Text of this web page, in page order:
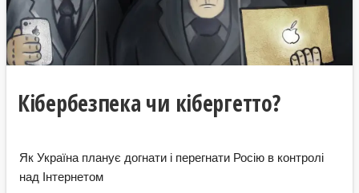
Кібербезпека чи кібергетто?
Як Україна планує догнати і перегнати Росію в контролі
над Інтернетом